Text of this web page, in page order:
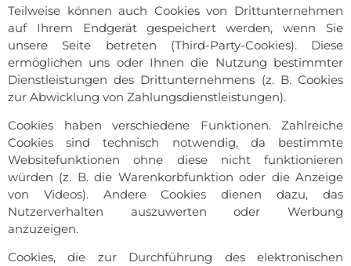
Teilweise können auch Cookies von Drittunternehmen
auf Ihrem Endgerät gespeichert werden, wenn Sie
unsere Seite betreten (Third-Party-Cookies). Diese
ermöglichen uns oder Ihnen die Nutzung bestimmter
Dienstleistungen des Drittunternehmens (z. B. Cookies
zur Abwicklung von Zahlungsdienstleistungen).
Cookies haben verschiedene Funktionen. Zahlreiche
Cookies sind technisch notwendig, da bestimmte
Websitefunktionen ohne diese nicht funktionieren
würden (z. B. die Warenkorbfunktion oder die Anzeige
von Videos). Andere Cookies dienen dazu, das
Nutzerverhalten auszuwerten oder Werbung
anzuzeigen.
Cookies, die zur Durchführung des elektronischen